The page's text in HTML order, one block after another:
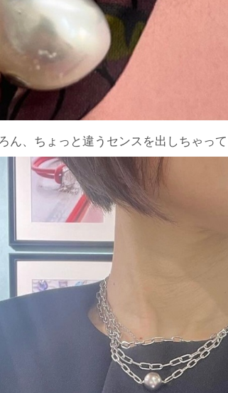
ん、ちょっと違うセンスを出しちゃっ